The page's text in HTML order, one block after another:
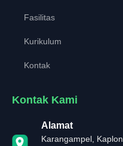
Fasilitas
Kurikulum
Kontak
Kontak Kami
Alamat
Karangampel,